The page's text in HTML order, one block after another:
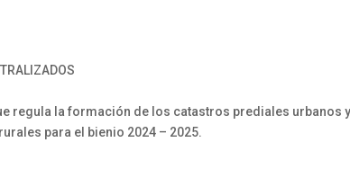
regula la formación de los catastros prediales
para el bienio 2024 – 2025.